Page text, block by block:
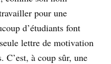
pour une
d’étudiants font
lettre de motivation
C’est, à coup sûr, une